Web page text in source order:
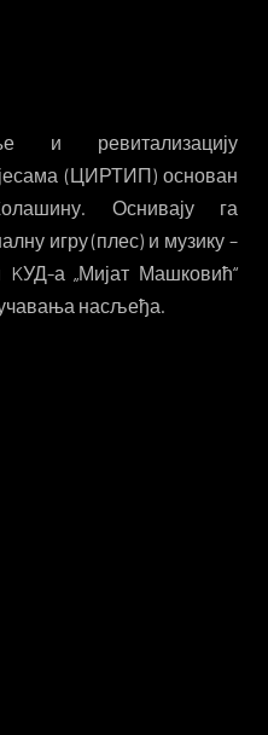
и ревитализацију
(ЦИРТИП) основан
Оснивају га
игру (плес) и музику –
а „Мијат Машковић“
насљеђа.